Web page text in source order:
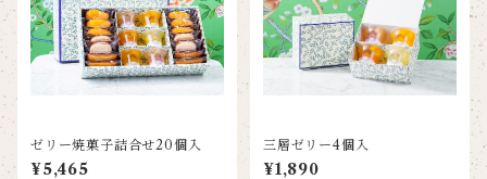
ゼリー焼菓子詰合せ20個入
¥5,465
三層ゼリー4個入
¥1,890